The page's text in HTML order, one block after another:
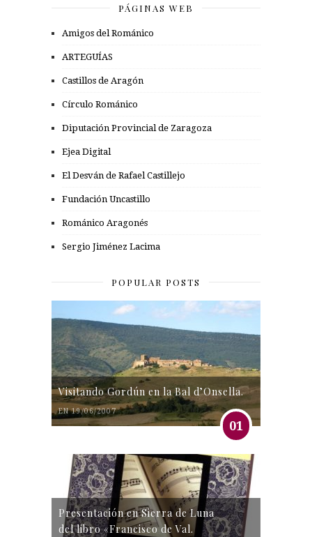
PÁGINAS WEB
Amigos del Románico
ARTEGUÍAS
Castillos de Aragón
Círculo Románico
Diputación Provincial de Zaragoza
Ejea Digital
El Desván de Rafael Castillejo
Fundación Uncastillo
Románico Aragonés
Sergio Jiménez Lacima
POPULAR POSTS
Visitando Gordún en la Bal d’Onsella.
EN 19/06/2007
01
Presentación en Sierra de Luna
del libro «Francisco de Val.